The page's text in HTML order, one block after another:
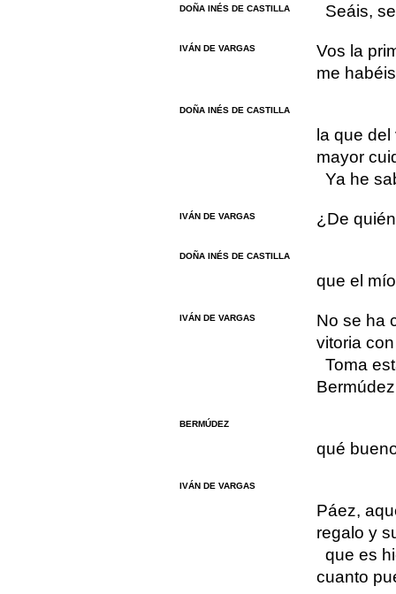
DOÑA INÉS DE CASTILLA Seáis,
IVÁN DE VARGAS
Vos la
me
DOÑA INÉS DE CASTILLA
la que del
mayor
Ya he
IVÁN DE VARGAS ¿De
DOÑA INÉS DE CASTILLA
que el
IVÁN DE VARGAS
No se ha
vitoria
Toma
BERMÚDEZ
qué
IVÁN DE VARGAS
Páez,
regalo y
que es
cuanto